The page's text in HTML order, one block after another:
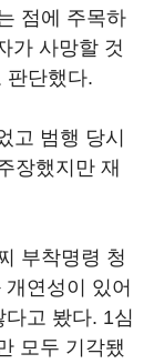
점에 주목하
가 사망할 것
판단했다.
고 범행 당시
장했지만 재
부착명령 청
연성이 있어
고 봤다. 1심
모두 기각됐